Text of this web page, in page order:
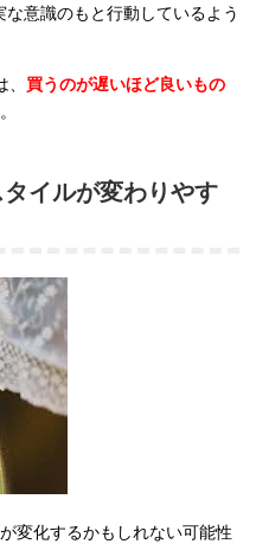
意識のもと行動しているよう
買うのが遅いほど良いもの
イルが変わりやす
変化するかもしれない可能性